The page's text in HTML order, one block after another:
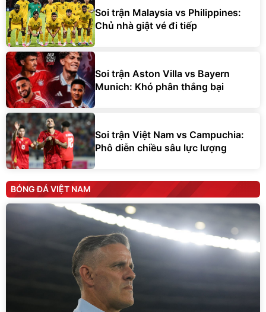
Soi trận Malaysia vs Philippines:
Chủ nhà giật vé đi tiếp
Soi trận Aston Villa vs Bayern
Munich: Khó phân thắng bại
Soi trận Việt Nam vs Campuchia:
Phô diễn chiều sâu lực lượng
BÓNG ĐÁ VIỆT NAM